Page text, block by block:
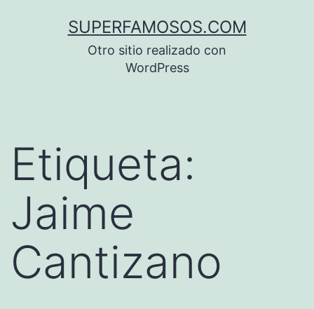
SUPERFAMOSOS.COM
Otro sitio realizado con
WordPress
Etiqueta:
Jaime
Cantizano